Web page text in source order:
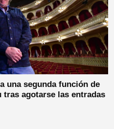
una segunda función de
tras agotarse las entradas